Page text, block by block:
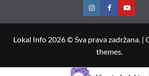
InstagramFacebookYoutube
Lokal Info 2026 © Sva prava zadržana. |
themes.